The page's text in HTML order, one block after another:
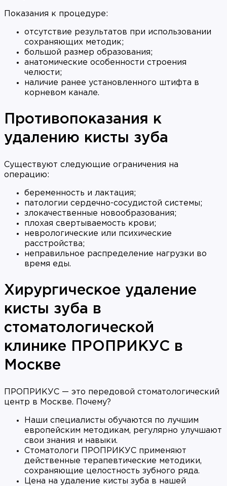
Показания к процедуре:
отсутствие результатов при использовании
сохраняющих методик;
большой размер образования;
анатомические особенности строения
челюсти;
наличие ранее установленного штифта в
корневом канале.
Противопоказания к
удалению кисты зуба
Существуют следующие ограничения на
операцию:
беременность и лактация;
патологии сердечно-сосудистой системы;
злокачественные новообразования;
плохая свертываемость крови;
неврологические или психические
расстройства;
неправильное распределение нагрузки во
время еды.
Хирургическое удаление
кисты зуба в
стоматологической
клинике
ПРОПРИКУС в
Москве
ПРОПРИКУС — это передовой стоматологический
центр в Москве. Почему?
Наши специалисты обучаются по лучшим
европейским методикам, регулярно улучшают
свои знания и навыки.
Стоматологи ПРОПРИКУС применяют
действенные терапевтические методики,
сохраняющие целостность зубного ряда.
Цена на удаление кисты зуба в нашей